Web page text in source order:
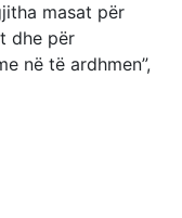
masat për
dhe për
në të ardhmen”,